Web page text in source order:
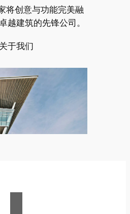
将创意与功能完美融
越建筑的先锋公司。
关于我们